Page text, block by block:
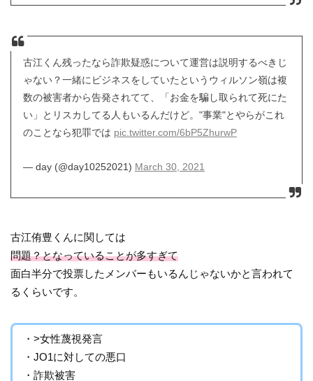
古江くん残ったなら詐欺疑惑について運営は説明するべきじ
ゃない？一緒にビジネスをしていたというウィルソン嶺は複
数の被害者から告発されてて、「お金を騙し取られて死にた
い」とリスカしてる人もいるんだけど。"事業"とやらがこれ
のことなら犯罪では pic.twitter.com/6bP5ZhurwP
— day (@day10252021) March 30, 2021
古江侑豊くんに関しては
問題？となっていることが多すぎて
面白半分で投票したメンバーもいるんじゃないかと言われて
るくらいです。
・>女性蔑視発言
・JO1に対しての悪口
・詐欺被害